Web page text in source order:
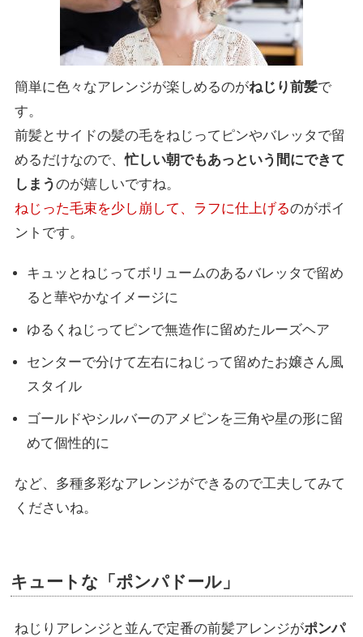
簡単に色々なアレンジが楽しめるのがねじり前髪で
す。
前髪とサイドの髪の毛をねじってピンやバレッタで留
めるだけなので、忙しい朝でもあっという間にできて
しまうのが嬉しいですね。
ねじった毛束を少し崩して、ラフに仕上げるのがポイ
ントです。
キュッとねじってボリュームのあるバレッタで留め
ると華やかなイメージに
ゆるくねじってピンで無造作に留めたルーズヘア
センターで分けて左右にねじって留めたお嬢さん風
スタイル
ゴールドやシルバーのアメピンを三角や星の形に留
めて個性的に
など、多種多彩なアレンジができるので工夫してみて
くださいね。
キュートな「ポンパドール」
ねじりアレンジと並んで定番の前髪アレンジがポンパ